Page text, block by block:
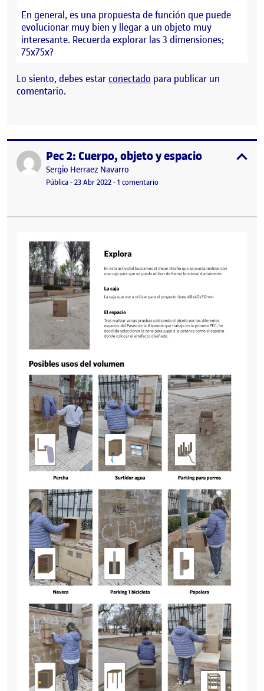
En general, es una propuesta de función que puede
evolucionar muy bien y llegar a un objeto muy
interesante. Recuerda explorar las 3 dimensiones;
75x75x?
Lo siento, debes estarconectado para publicar un
comentario.
Publicado porPec 2: Cuerpo, objeto y espacio
Publicado por
Sergio Herraez Navarro
Visibilidad:
Pública-Fecha de publicación
23 Abr 2022-1 comentario